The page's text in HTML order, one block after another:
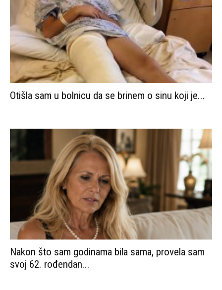
Otišla sam u bolnicu da se brinem o sinu koji je...
Nakon što sam godinama bila sama, provela sam
svoj 62. rođendan...